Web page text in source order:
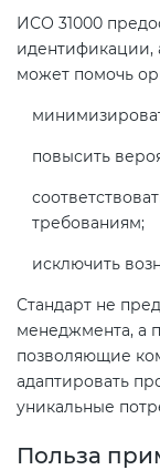
ИСО 31000
идентификации,
может помочь
повысить
требованиям;
исключить
Стандарт не
менеджмента, а
позволяющие
адаптировать
уникальные
Польза
Сертификация
Сертификация
БАДы
Декларация ТР
ТС 009)
продукции (ТР